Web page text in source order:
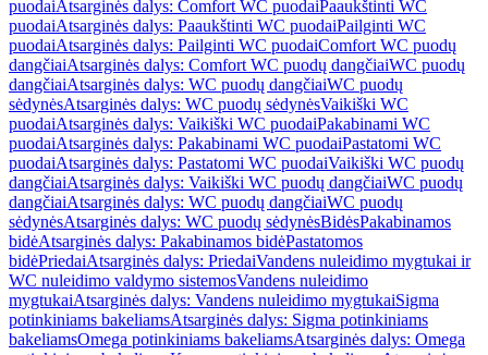
puodaiAtsarginės dalys: Comfort WC puodaiPaaukštinti WC
puodaiAtsarginės dalys: Paaukštinti WC puodaiPailginti WC
puodaiAtsarginės dalys: Pailginti WC puodaiComfort WC puodų
dangčiaiAtsarginės dalys: Comfort WC puodų dangčiaiWC puodų
dangčiaiAtsarginės dalys: WC puodų dangčiaiWC puodų
sėdynėsAtsarginės dalys: WC puodų sėdynėsVaikiški WC
puodaiAtsarginės dalys: Vaikiški WC puodaiPakabinami WC
puodaiAtsarginės dalys: Pakabinami WC puodaiPastatomi WC
puodaiAtsarginės dalys: Pastatomi WC puodaiVaikiški WC puodų
dangčiaiAtsarginės dalys: Vaikiški WC puodų dangčiaiWC puodų
dangčiaiAtsarginės dalys: WC puodų dangčiaiWC puodų
sėdynėsAtsarginės dalys: WC puodų sėdynėsBidėsPakabinamos
bidėAtsarginės dalys: Pakabinamos bidėPastatomos
bidėPriedaiAtsarginės dalys: PriedaiVandens nuleidimo mygtukai ir
WC nuleidimo valdymo sistemosVandens nuleidimo
mygtukaiAtsarginės dalys: Vandens nuleidimo mygtukaiSigma
potinkiniams bakeliamsAtsarginės dalys: Sigma potinkiniams
bakeliamsOmega potinkiniams bakeliamsAtsarginės dalys: Omega